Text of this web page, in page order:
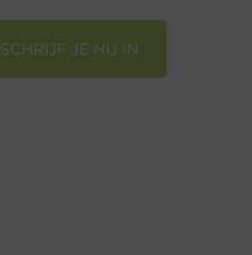
SCHRIJF JE NU IN